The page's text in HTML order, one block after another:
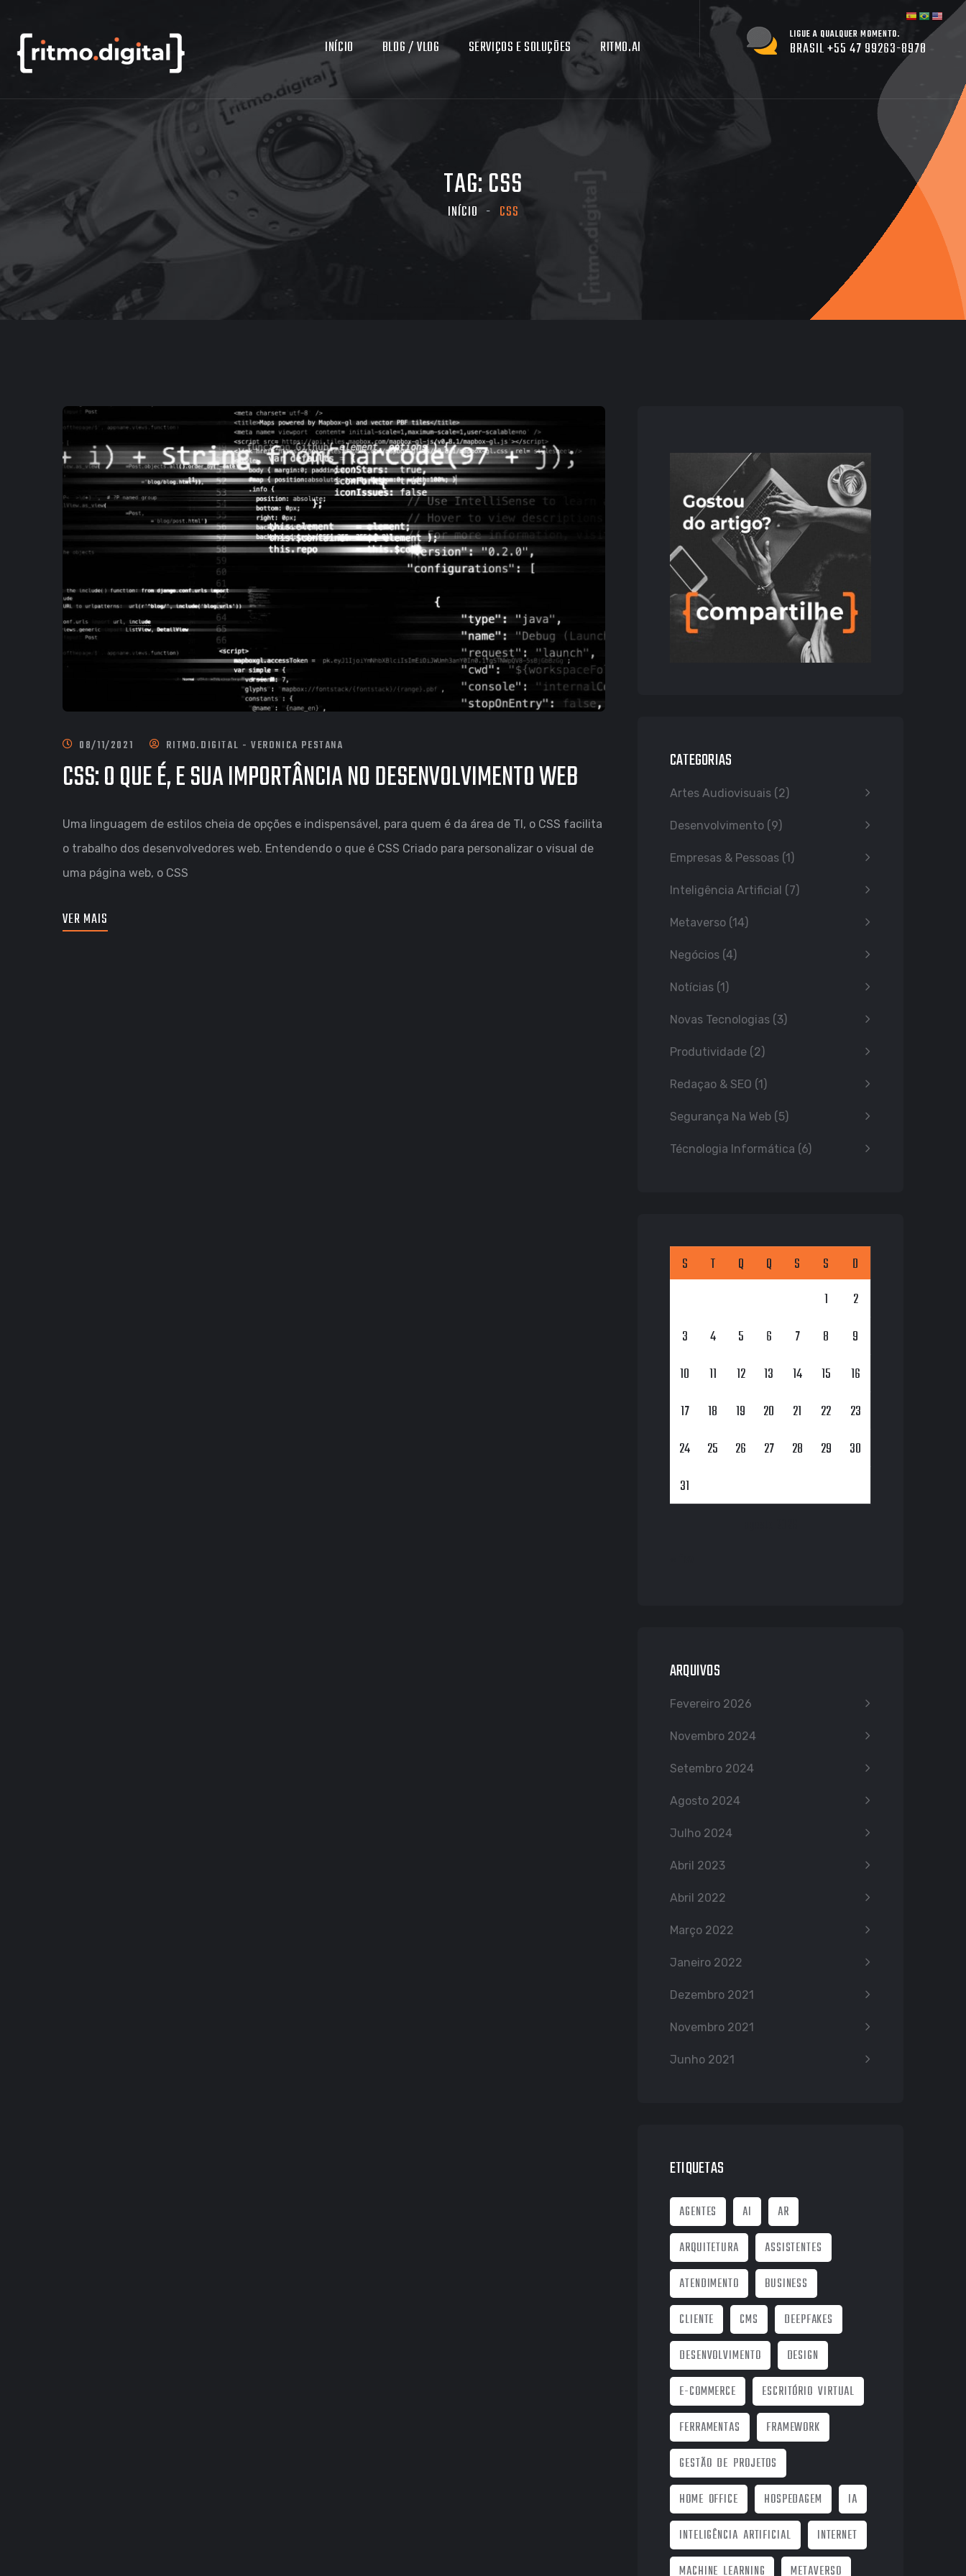
INÍCIO BLOG / VLOG SERVIÇOS E SOLUÇÕES RITMO.AI
LIGUE A QUALQUER MOMENTO.
BRASIL +55 47 99263-8978
TAG:CSS
INÍCIO CSS
08/11/2021 RITMO.DIGITAL - VERONICA PESTANA
CSS: O QUE É, E SUA IMPORTÂNCIA NO DESENVOLVIMENTO WEB
Uma linguagem de estilos cheia de opções e indispensável, para quem é da área de TI, o CSS facilita
o trabalho dos desenvolvedores web. Entendendo o que é CSS Criado para personalizar o visual de
uma página web, o CSS
VER MAIS
CATEGORIAS
Artes Audiovisuais (2)
Desenvolvimento (9)
Empresas & Pessoas (1)
Inteligência Artificial (7)
Metaverso (14)
Negócios (4)
Notícias (1)
Novas Tecnologias (3)
Produtividade (2)
Redaçao & SEO (1)
Segurança Na Web (5)
Técnologia Informática (6)
S T Q Q S S
D
1
2
3
4 5 6 7 8
9
10
11 12 13 14 15
16
17
18 19 20 21 22
23
24
25 26 27 28 29
30
31
ARQUIVOS
Fevereiro 2026
Novembro 2024
Setembro 2024
Agosto 2024
Julho 2024
Abril 2023
Abril 2022
Março 2022
Janeiro 2022
Dezembro 2021
Novembro 2021
Junho 2021
ETIQUETAS
AGENTES AI
AR
ARQUITETURA
ASSISTENTES
ATENDIMENTO
BUSINESS
CLIENTE
CMS
DEEPFAKES
DESENVOLVIMENTO
DESIGN
E-COMMERCE
ESCRITÓRIO VIRTUAL
FERRAMENTAS
FRAMEWORK
GESTÃO DE PROJETOS
HOME OFFICE
HOSPEDAGEM
IA
INTELIGÊNCIA ARTIFICIAL
INTERNET
MACHINE LEARNING
METAVERSO